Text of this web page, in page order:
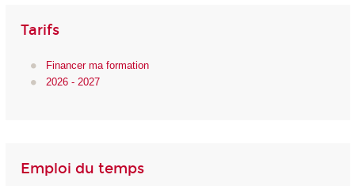
Tarifs
Financer ma formation
2026 - 2027
Emploi du temps